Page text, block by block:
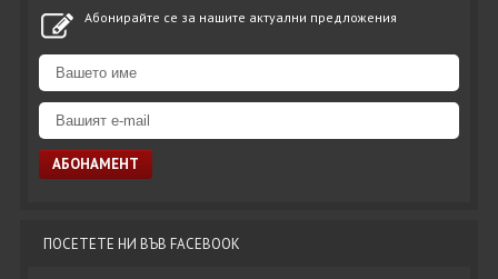
Абонирайте се за нашите актуални предложения
ПОСЕТЕТЕ НИ ВЪВ FACEBOOK